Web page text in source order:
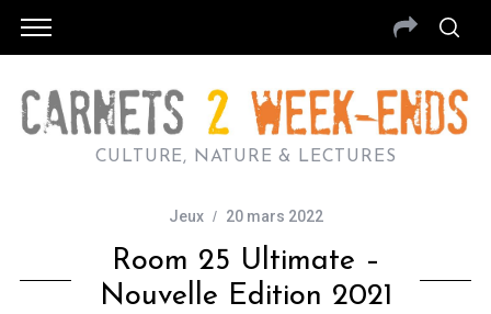
CULTURE, NATURE & LECTURES
Jeux 20 mars 2022
Room 25 Ultimate –
Nouvelle Edition 2021